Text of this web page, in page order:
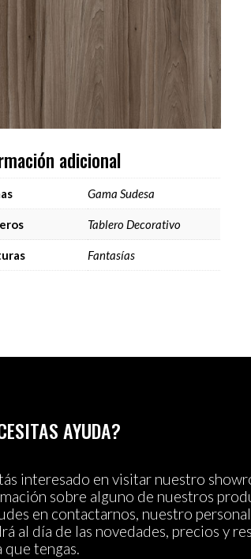
adicional
Gama Sudesa
Tablero Decorativo
Fantasías
AYUDA?
interesado en visitar nuestro
sobre alguno de nuestros
en contactarnos, nuestro
al día de las novedades, precios y
que tengas.